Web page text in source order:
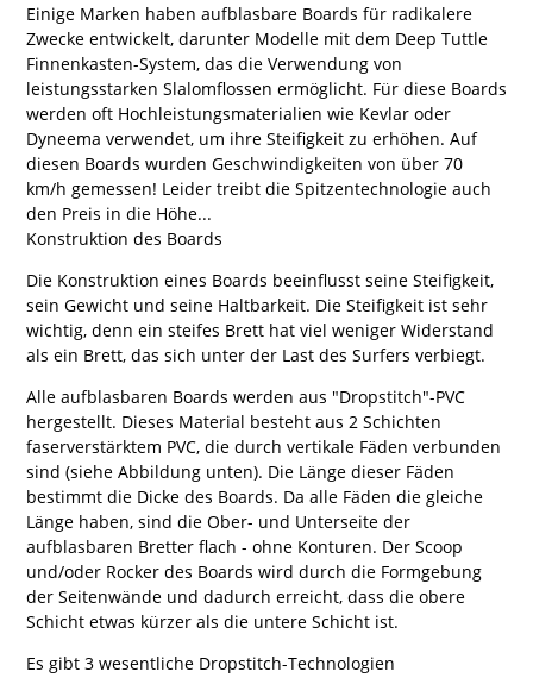
Einige Marken haben aufblasbare Boards für radikalere
Zwecke entwickelt, darunter Modelle mit dem Deep Tuttle
Finnenkasten-System, das die Verwendung von
leistungsstarken Slalomflossen ermöglicht. Für diese Boards
werden oft Hochleistungsmaterialien wie Kevlar oder
Dyneema verwendet, um ihre Steifigkeit zu erhöhen. Auf
diesen Boards wurden Geschwindigkeiten von über 70
km/h gemessen! Leider treibt die Spitzentechnologie auch
den Preis in die Höhe...
Konstruktion des Boards
Die Konstruktion eines Boards beeinflusst seine Steifigkeit,
sein Gewicht und seine Haltbarkeit. Die Steifigkeit ist sehr
wichtig, denn ein steifes Brett hat viel weniger Widerstand
als ein Brett, das sich unter der Last des Surfers verbiegt.
Alle aufblasbaren Boards werden aus "Dropstitch"-PVC
hergestellt. Dieses Material besteht aus 2 Schichten
faserverstärktem PVC, die durch vertikale Fäden verbunden
sind (siehe Abbildung unten). Die Länge dieser Fäden
bestimmt die Dicke des Boards. Da alle Fäden die gleiche
Länge haben, sind die Ober- und Unterseite der
aufblasbaren Bretter flach - ohne Konturen. Der Scoop
und/oder Rocker des Boards wird durch die Formgebung
der Seitenwände und dadurch erreicht, dass die obere
Schicht etwas kürzer als die untere Schicht ist.
Es gibt 3 wesentliche Dropstitch-Technologien